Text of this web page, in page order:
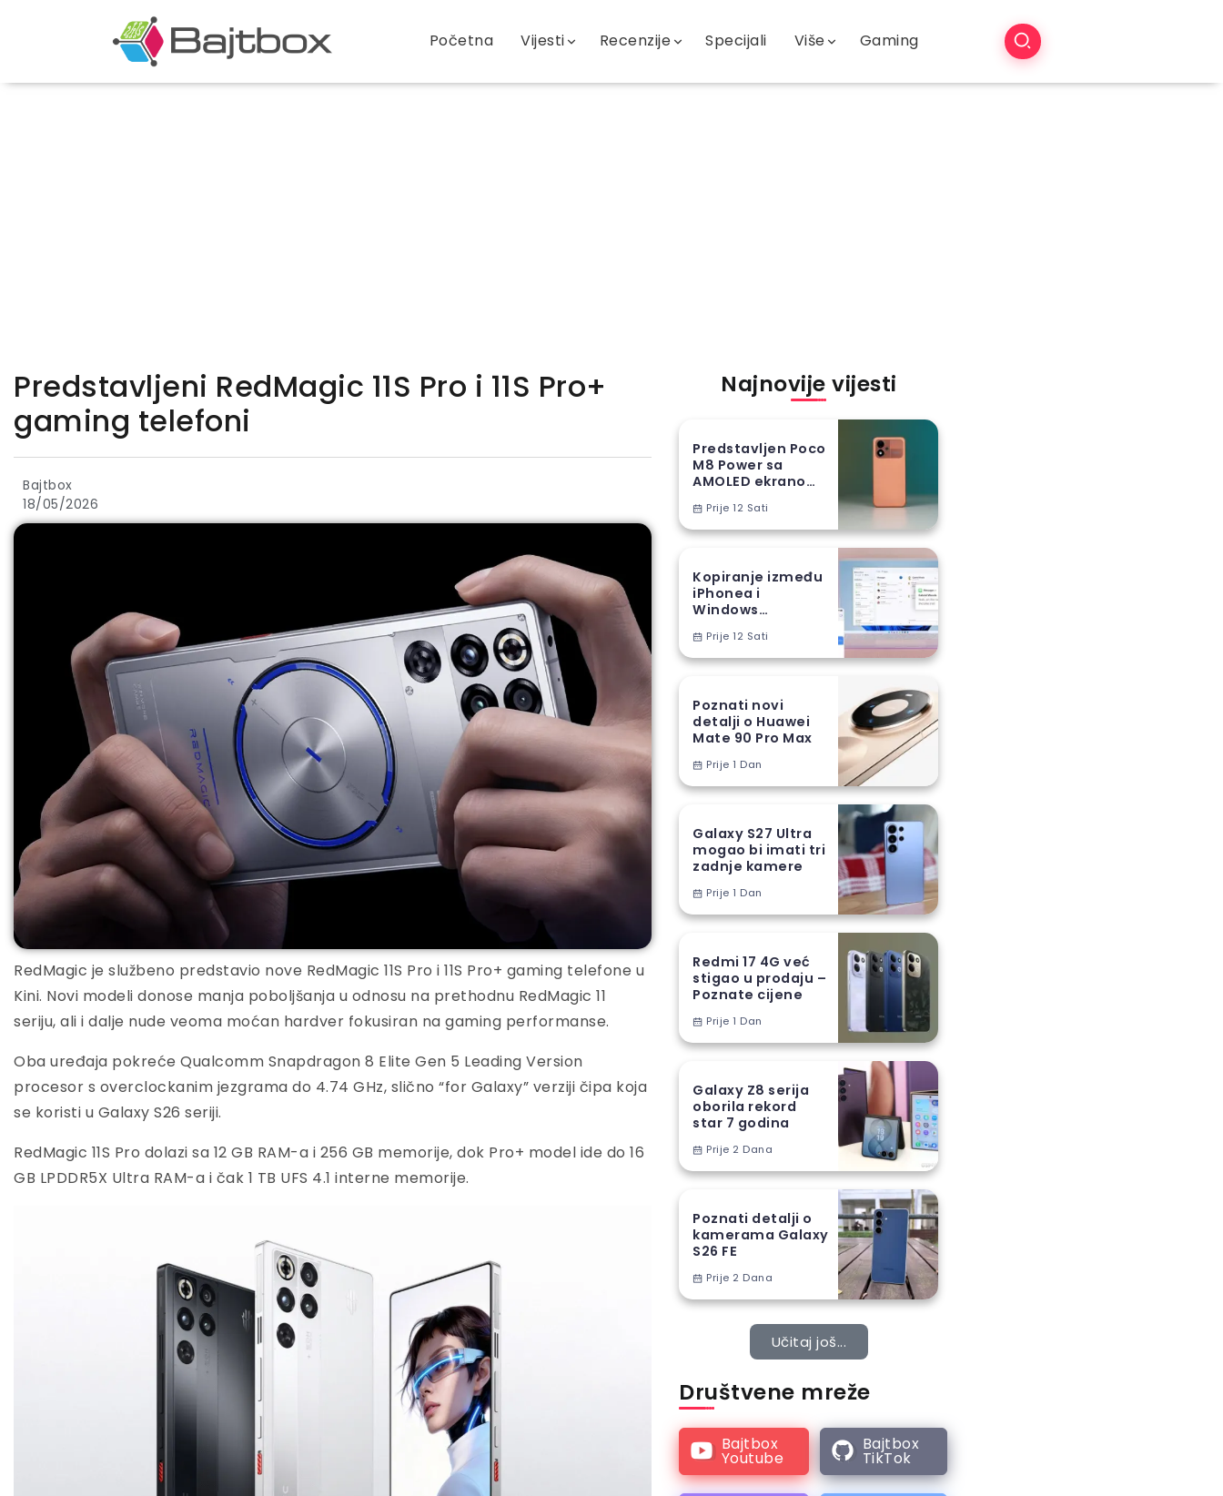
Početna Vijesti Recenzije Specijali Više Gaming
Predstavljeni RedMagic 11S Pro i 11S Pro+
gaming telefoni
Bajtbox
18/05/2026
RedMagic je službeno predstavio nove RedMagic 11S Pro i 11S Pro+ gaming telefone u
Kini. Novi modeli donose manja poboljšanja u odnosu na prethodnu RedMagic 11
seriju, ali i dalje nude veoma moćan hardver fokusiran na gaming performanse.
Oba uređaja pokreće Qualcomm Snapdragon 8 Elite Gen 5 Leading Version
procesor s overclockanim jezgrama do 4.74 GHz, slično “for Galaxy” verziji čipa koja
se koristi u Galaxy S26 seriji.
RedMagic 11S Pro dolazi sa 12 GB RAM-a i 256 GB memorije, dok Pro+ model ide do 16
GB LPDDR5X Ultra RAM-a i čak 1 TB UFS 4.1 interne memorije.
Najnovije vijesti
Predstavljen Poco
M8 Power sa
AMOLED ekranom i
baterijom
Prije 12 Sati
Kopiranje između
iPhonea i
Windows
EUPrije 12 Sati
Poznati novi
detalji o Huawei
Mate 90 Pro Max
Prije 1 Dan
Galaxy S27 Ultra
mogao bi imati tri
zadnje kamere
Prije 1 Dan
Redmi 17 4G već
stigao u prodaju –
Poznate cijene
Prije 1 Dan
Galaxy Z8 serija
oborila rekord
star 7 godina
Prije 2 Dana
Poznati detalji o
kamerama Galaxy
S26 FE
Prije 2 Dana
Učitaj još...
Društvene mreže
Bajtbox
Youtube
Bajtbox
TikTok